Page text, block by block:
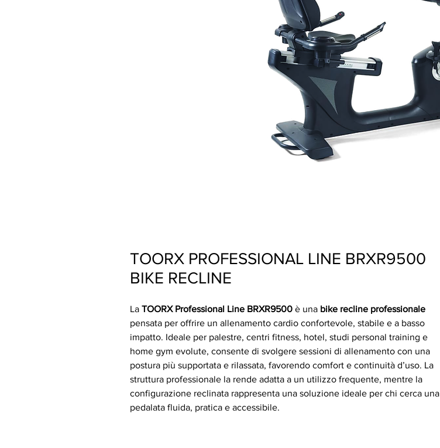
TOORX PROFESSIONAL LINE BRXR9500
BIKE RECLINE
La TOORX Professional Line BRXR9500 è una bike recline professionale
pensata per offrire un allenamento cardio confortevole, stabile e a basso
impatto. Ideale per palestre, centri fitness, hotel, studi personal training e
home gym evolute, consente di svolgere sessioni di allenamento con una
postura più supportata e rilassata, favorendo comfort e continuità d’uso. La
struttura professionale la rende adatta a un utilizzo frequente, mentre la
configurazione reclinata rappresenta una soluzione ideale per chi cerca una
pedalata fluida, pratica e accessibile.